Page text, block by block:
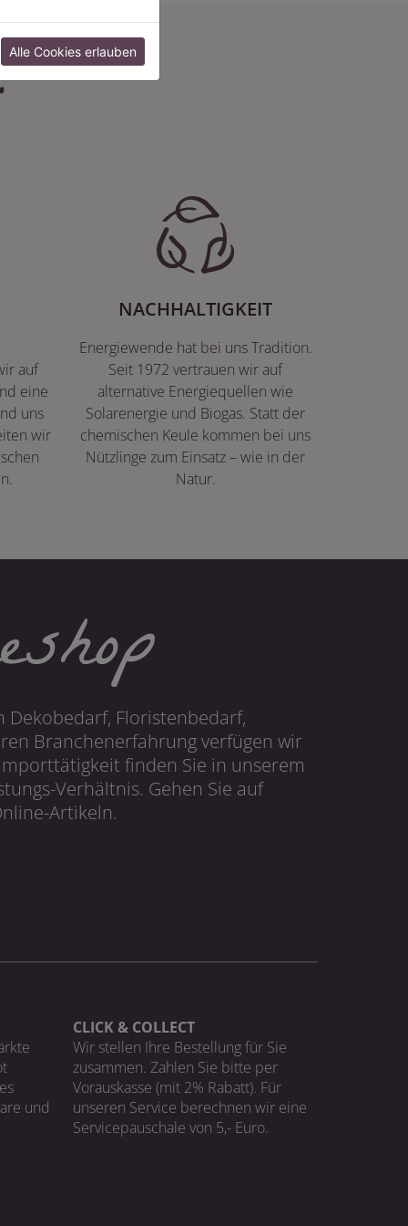
auf
eine
uns
wir
NACHHALTIGKEIT
Energiewende hat bei uns Tradition.
Seit 1972 vertrauen wir auf
alternative Energiequellen wie
Solarenergie und Biogas. Statt der
chemischen Keule kommen bei uns
Nützlinge zum Einsatz – wie in der
Natur.
Floristenbedarf,
Branchenerfahrung verfügen wir
finden Sie in unserem
Verhältnis. Gehen Sie auf
Artikeln.
und
CLICK & COLLECT
Wir stellen Ihre Bestellung für Sie
zusammen. Zahlen Sie bitte per
Vorauskasse (mit 2% Rabatt). Für
unseren Service berechnen wir eine
Servicepauschale von 5,- Euro.
Alle Cookies erlauben